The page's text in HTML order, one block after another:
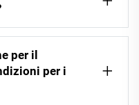
per il
per i